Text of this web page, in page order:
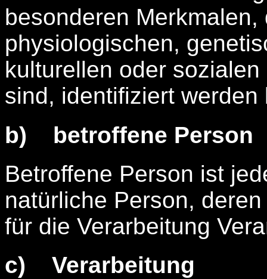
besonderen
physiologischen,
kulturellen oder
sind, identifiziert werden
b) betroffene Person
Betroffene Person ist
natürliche Person,
für die Verarbeitung
c) Verarbeitung